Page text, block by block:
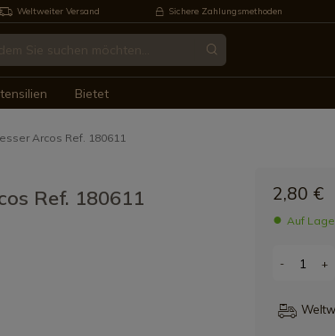
Weltweiter Versand Sichere Zahlungsmethoden
Bietet
Arcos Ref. 180611
Ref. 180611 2,80 €
Auf
- +